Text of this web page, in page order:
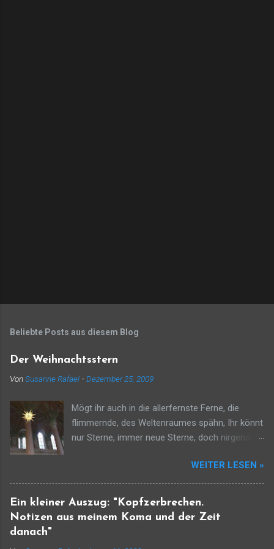
Beliebte Posts aus diesem Blog
Der Weihnachtsstern
VonSusanne Rafael -Dezember 25, 2009
Mögt ihr auch in die allerfernste Ferne, die
flimmernde, des Weltenraumes spähn, Ihr könnt
nur Sterne, immer neue Sterne, doch nirgends
der andern Welt und Zeit zufolge Gottes
deutender Gebärde und ziehe über Bethlehems
Gebreit und über all die Traurigkeit der Erde.
Denkt nicht, ich wäre schon, ich selbst, das
WEITER LESEN »
Ein kleiner Auszug: "Kopfzerbrechen.
Notizen aus meinem Koma und der Zeit
danach"